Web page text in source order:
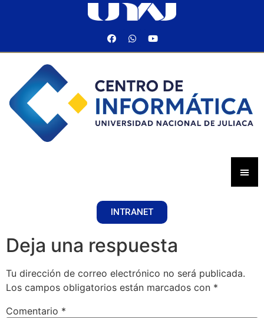
INTRANET
Deja una respuesta
Tu dirección de correo electrónico no será publicada.
Los campos obligatorios están marcados con *
Comentario *